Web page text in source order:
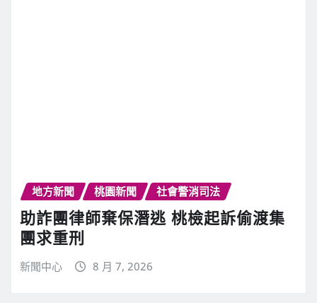
地方新聞 桃園新聞 社會警消司法
助詐團律師棄保潛逃 桃檢起訴偷渡集
團求重刑
新聞中心 8 月 7, 2026